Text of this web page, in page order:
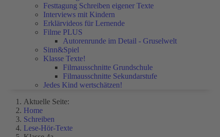
Festtagung Schreiben eigener Texte
Interviews mit Kindern
Erklärvideos für Lernende
Filme PLUS
Autorenrunde im Detail - Gruselwelt
Sinn&Spiel
Klasse Texte!
Filmausschnitte Grundschule
Filmausschnitte Sekundarstufe
Jedes Kind wertschätzen!
Aktuelle Seite:
Home
Schreiben
Lese-Hör-Texte